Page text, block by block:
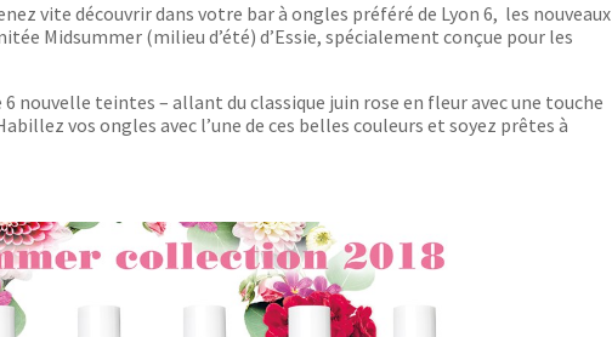
vite découvrir dans votre bar à ongles préféré de Lyon 6, les nouveaux
Midsummer (milieu d’été) d’Essie, spécialement conçue pour les
nouvelle teintes – allant du classique juin rose en fleur avec une touche
vos ongles avec l’une de ces belles couleurs et soyez prêtes à